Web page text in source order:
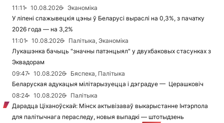
11:11 10.08.2026
Эканоміка
У ліпені спажывецкія цэны ў Беларусі выраслі на 0,3%, з пачатку
2026 года — на 3,2%
11:01
10.08.2026
Палітыка, Эканоміка
Лукашэнка бачыць "значны патэнцыял" у двухбаковых стасунках з
Эквадорам
09:47
10.08.2026
Бяспека, Палітыка
Беларуская адукацыя мілітарызуецца і дэградуе — Церашковіч
08:24
10.08.2026
Палітыка
Дарадца Ціханоўскай: Мінск актывізаваў выкарыстанне Інтэрпола
для палітычнага пераследу, новыя выпадкі — штотыдзень